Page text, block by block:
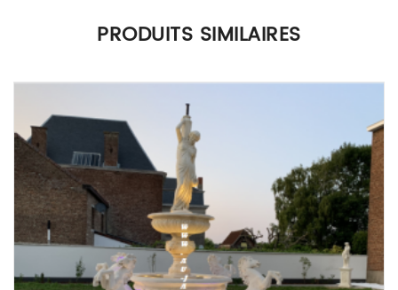
PRODUITS SIMILAIRES